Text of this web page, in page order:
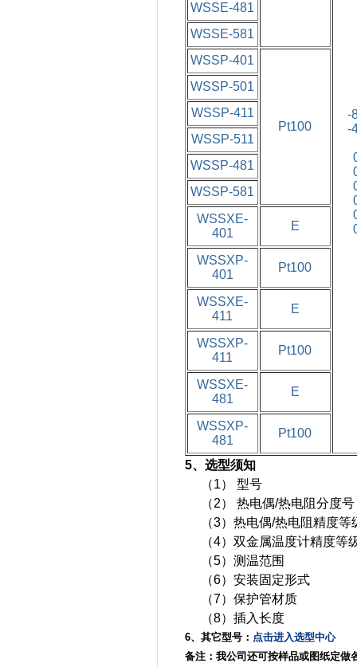
-
-
WSSE-481
WSSE-581
WSSP-401
Pt100
WSSP-501
WSSP-411
WSSP-511
WSSP-481
WSSP-581
WSSXE-
401
E
WSSXP-
401
Pt100
WSSXE-
411
E
WSSXP-
411
Pt100
WSSXE-
481
E
WSSXP-
481
Pt100
5、 选型须知
（1）
（2） 热电偶/热电阻分度号
（3）热电偶/热电阻精度等
（4）双金属温度计精度等
（5）测温范围
（6）安装固定形式
（7）保护管材质
（8）插入长度
6、 其它型号： 点击进入选型中心
备注：我公司还可按样品或图纸定做